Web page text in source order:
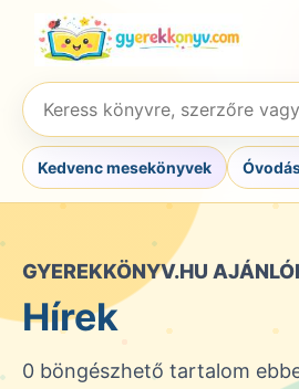
tartalomra
Keresés
könyvre,
szerzőre
vagy
ISBN-
Kedvenc mesekönyvek
GYEREKKÖNYV.HU
Hírek
0 böngészhető tartalom